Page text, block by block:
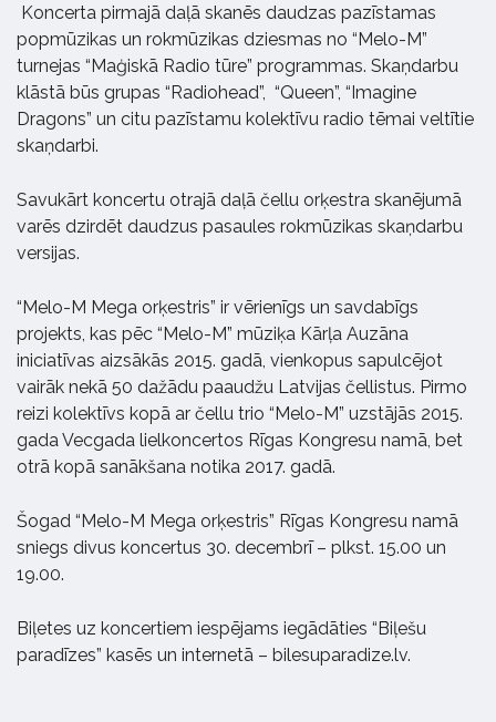
Koncerta pirmajā daļā skanēs daudzas pazīstamas
popmūzikas un rokmūzikas dziesmas no “Melo-M”
turnejas “Maģiskā Radio tūre” programmas. Skaņdarbu
klāstā būs grupas “Radiohead”, “Queen”, “Imagine
Dragons” un citu pazīstamu kolektīvu radio tēmai veltītie
skaņdarbi.
Savukārt koncertu otrajā daļā čellu orķestra skanējumā
varēs dzirdēt daudzus pasaules rokmūzikas skaņdarbu
versijas.
“Melo-M Mega orķestris” ir vērienīgs un savdabīgs
projekts, kas pēc “Melo-M” mūziķa Kārļa Auzāna
iniciatīvas aizsākās 2015. gadā, vienkopus sapulcējot
vairāk nekā 50 dažādu paaudžu Latvijas čellistus. Pirmo
reizi kolektīvs kopā ar čellu trio “Melo-M” uzstājās 2015.
gada Vecgada lielkoncertos Rīgas Kongresu namā, bet
otrā kopā sanākšana notika 2017. gadā.
Šogad “Melo-M Mega orķestris” Rīgas Kongresu namā
sniegs divus koncertus 30. decembrī – plkst. 15.00 un
19.00.
Biļetes uz koncertiem iespējams iegādāties “Biļešu
paradīzes” kasēs un internetā – bilesuparadize.lv.